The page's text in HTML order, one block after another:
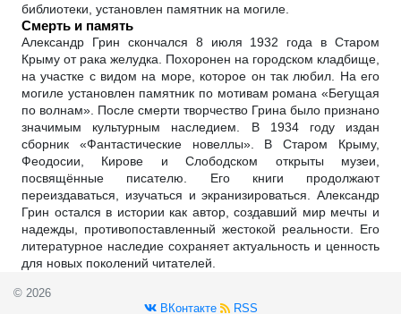
библиотеки, установлен памятник на могиле.
Смерть и память
Александр Грин скончался 8 июля 1932 года в Старом
Крыму от рака желудка. Похоронен на городском кладбище,
на участке с видом на море, которое он так любил. На его
могиле установлен памятник по мотивам романа «Бегущая
по волнам». После смерти творчество Грина было признано
значимым культурным наследием. В 1934 году издан
сборник «Фантастические новеллы». В Старом Крыму,
Феодосии, Кирове и Слободском открыты музеи,
посвящённые писателю. Его книги продолжают
переиздаваться, изучаться и экранизироваться. Александр
Грин остался в истории как автор, создавший мир мечты и
надежды, противопоставленный жестокой реальности. Его
литературное наследие сохраняет актуальность и ценность
для новых поколений читателей.
© 2026
ВКонтакте
RSS